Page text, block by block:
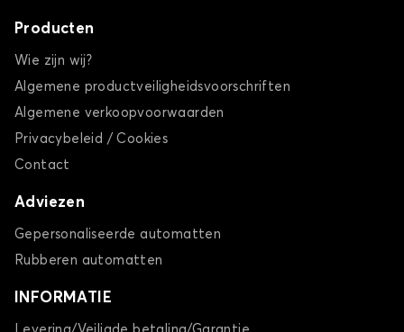
Producten
Wie zijn wij?
Algemene productveiligheidsvoorschriften
Algemene verkoopvoorwaarden
Privacybeleid / Cookies
Contact
Adviezen
Gepersonaliseerde automatten
Rubberen automatten
INFORMATIE